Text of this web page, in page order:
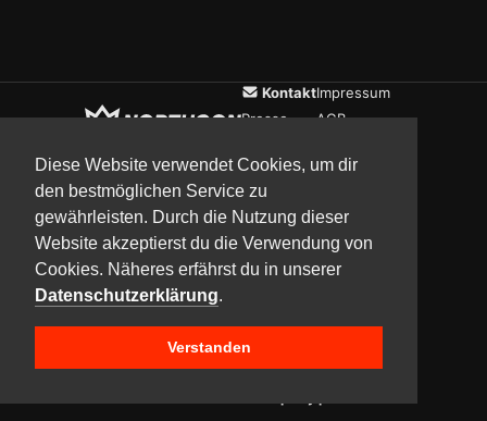
Diese Website verwendet Cookies, um dir
den bestmöglichen Service zu
gewährleisten. Durch die Nutzung dieser
Website akzeptierst du die Verwendung von
Cookies. Näheres erfährst du in unserer
Datenschutzerklärung.
Verstanden
Kontakt
Presse
Impressum
AGB
UpdatesCommunityMedia